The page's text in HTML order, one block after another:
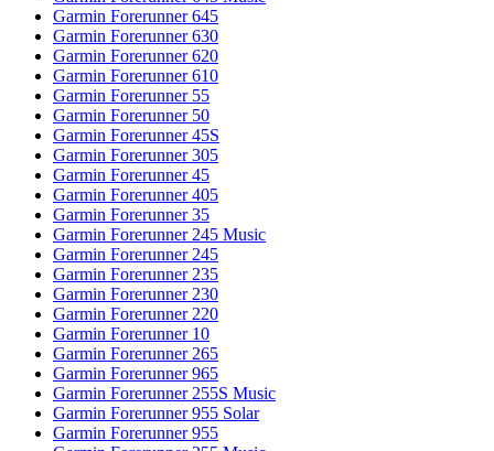
Garmin Forerunner 645
Garmin Forerunner 630
Garmin Forerunner 620
Garmin Forerunner 610
Garmin Forerunner 55
Garmin Forerunner 50
Garmin Forerunner 45S
Garmin Forerunner 305
Garmin Forerunner 45
Garmin Forerunner 405
Garmin Forerunner 35
Garmin Forerunner 245 Music
Garmin Forerunner 245
Garmin Forerunner 235
Garmin Forerunner 230
Garmin Forerunner 220
Garmin Forerunner 10
Garmin Forerunner 265
Garmin Forerunner 965
Garmin Forerunner 255S Music
Garmin Forerunner 955 Solar
Garmin Forerunner 955